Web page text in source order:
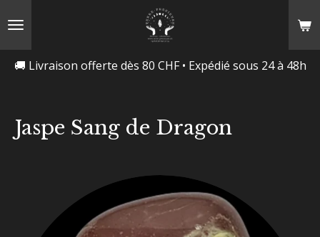
🚚 Livraison offerte dès 80 CHF • Expédié sous 24 à 48h
Jaspe Sang de Dragon